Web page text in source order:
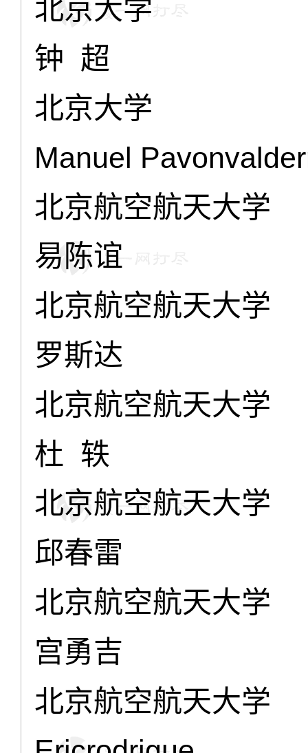
北京大学
钟 超
北京大学
Manuel
北京航空航天大学
易陈谊
北京航空航天大学
罗斯达
北京航空航天大学
杜 轶
北京航空航天大学
邱春雷
北京航空航天大学
宫勇吉
北京航空航天大学